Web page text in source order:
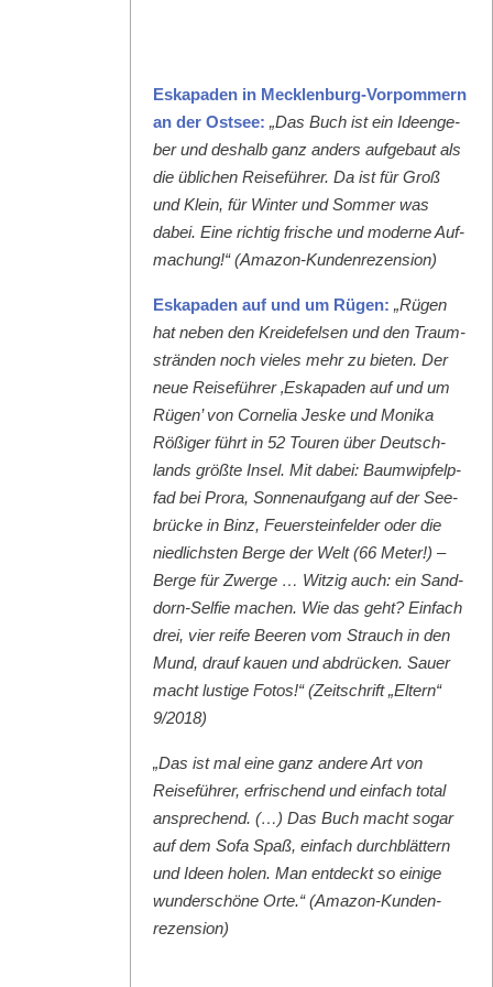
Eska­paden in Meck­len­burg-Vor­pom­mern
an der Ost­see: „Das Buch ist ein Ideenge­
ber und deshalb ganz anders aufge­baut als
die üblichen Reise­führer. Da ist für Groß
und Klein, für Win­ter und Som­mer was
dabei. Eine richtig frische und mod­erne Auf­
machung!“ (Ama­zon-Kun­den­rezen­sion)
Eska­paden auf und um Rügen: „Rügen
hat neben den Krei­de­felsen und den Traum­
strän­den noch vieles mehr zu bieten. Der
neue Reise­führer ‚Eska­paden auf und um
Rügen’ von Cor­nelia Jeske und Moni­ka
Rößiger führt in 52 Touren über Deutsch­
lands größte Insel. Mit dabei: Baumwipfelp­
fad bei Pro­ra, Son­nenauf­gang auf der See­
brücke in Binz, Feuer­ste­in­felder oder die
niedlich­sten Berge der Welt (66 Meter!) –
Berge für Zwerge … Witzig auch: ein Sand­
dorn-Self­ie machen. Wie das geht? Ein­fach
drei, vier reife Beeren vom Strauch in den
Mund, drauf kauen und abdrück­en. Sauer
macht lustige Fotos!“ (Zeitschrift „Eltern“
9/2018)
„Das ist mal eine ganz andere Art von
Reise­führer, erfrischend und ein­fach total
ansprechend. (…) Das Buch macht sog­ar
auf dem Sofa Spaß, ein­fach durch­blät­tern
und Ideen holen. Man ent­deckt so einige
wun­der­schöne Orte.“ (Ama­zon-Kun­den­
rezen­sion)